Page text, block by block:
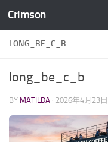
コンテンツへスキップ
Crimson
LONG_BE_C_B
long_be_c_b
BY MATILDA · 2026年4月23日